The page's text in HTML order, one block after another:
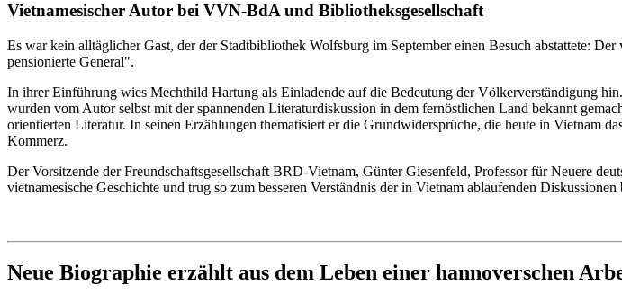
Vietnamesischer Autor bei VVN-BdA und Bibliotheksgesellschaft
Es war kein alltäglicher Gast, der der Stadtbibliothek Wolfsburg im September einen Besuch abstattete:
pensionierte General".
In ihrer Einführung wies Mechthild Hartung als Einladende auf die Bedeutung der Völkerverständigung
wurden vom Autor selbst mit der spannenden Literaturdiskussion in dem fernöstlichen Land bekannt
orientierten Literatur. In seinen Erzählungen thematisiert er die Grundwidersprüche, die heute in Vietnam
Kommerz.
Der Vorsitzende der Freundschaftsgesellschaft BRD-Vietnam, Günter Giesenfeld, Professor für Neuere
vietnamesische Geschichte und trug so zum besseren Verständnis der in Vietnam ablaufenden Diskussionen
Neue Biographie erzählt aus dem Leben einer hannoverschen